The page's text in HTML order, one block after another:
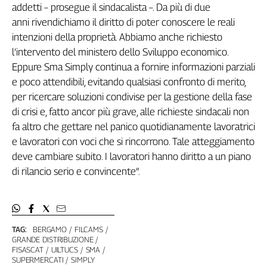
Sassolino
Linea
Economica
Tech
It
Easy
Inserti
Idea
Diffusa
InFlai
trasmissioni
tv
Work
in
Progress
TAG: BERGAMO
FILCAMS
GRANDE DISTRIBUZIONE
FISASCAT
UILTUCS
SMA
SUPERMERCATI
SIMPLY
addetti – prosegue il sindacalista –. Da più di due
anni rivendichiamo il diritto di poter conoscere le reali
intenzioni della proprietà. Abbiamo anche richiesto
l’intervento del ministero dello Sviluppo economico.
Eppure Sma Simply continua a fornire informazioni parziali
e poco attendibili, evitando qualsiasi confronto di merito,
per ricercare soluzioni condivise per la gestione della fase
di crisi e, fatto ancor più grave, alle richieste sindacali non
fa altro che gettare nel panico quotidianamente lavoratrici
e lavoratori con voci che si rincorrono. Tale atteggiamento
deve cambiare subito. I lavoratori hanno diritto a un piano
di rilancio serio e convincente”.